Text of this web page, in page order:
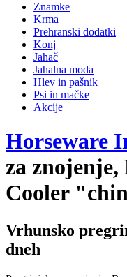
Znamke
Krma
Prehranski dodatki
Konj
Jahač
Jahalna moda
Hlev in pašnik
Psi in mačke
Akcije
Horseware
za
Cooler
Vrhunsko
dneh